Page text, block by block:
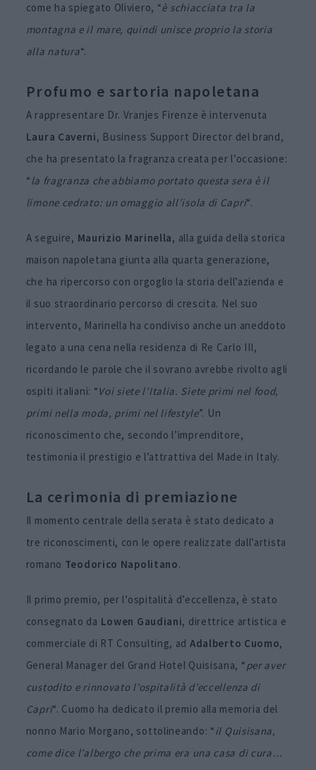
come ha spiegato Oliviero, “è schiacciata tra la
montagna e il mare, quindi unisce proprio la storia
alla natura“.
Profumo e sartoria napoletana
A rappresentare Dr. Vranjes Firenze è intervenuta
Laura Caverni, Business Support Director del brand,
che ha presentato la fragranza creata per l’occasione:
“la fragranza che abbiamo portato questa sera è il
limone cedrato: un omaggio all’isola di Capri“.
A seguire, Maurizio Marinella, alla guida della storica
maison napoletana giunta alla quarta generazione,
che ha ripercorso con orgoglio la storia dell’azienda e
il suo straordinario percorso di crescita. Nel suo
intervento, Marinella ha condiviso anche un aneddoto
legato a una cena nella residenza di Re Carlo III,
ricordando le parole che il sovrano avrebbe rivolto agli
ospiti italiani: “Voi siete l’Italia. Siete primi nel food,
primi nella moda, primi nel lifestyle”. Un
riconoscimento che, secondo l’imprenditore,
testimonia il prestigio e l’attrattiva del Made in Italy.
La cerimonia di premiazione
Il momento centrale della serata è stato dedicato a
tre riconoscimenti, con le opere realizzate dall’artista
romano Teodorico Napolitano.
Il primo premio, per l’ospitalità d’eccellenza, è stato
consegnato da Lowen Gaudiani, direttrice artistica e
commerciale di RT Consulting, ad Adalberto Cuomo,
General Manager del Grand Hotel Quisisana, “per aver
custodito e rinnovato l’ospitalità d’eccellenza di
Capri“. Cuomo ha dedicato il premio alla memoria del
nonno Mario Morgano, sottolineando: “il Quisisana,
come dice l’albergo che prima era una casa di cura…